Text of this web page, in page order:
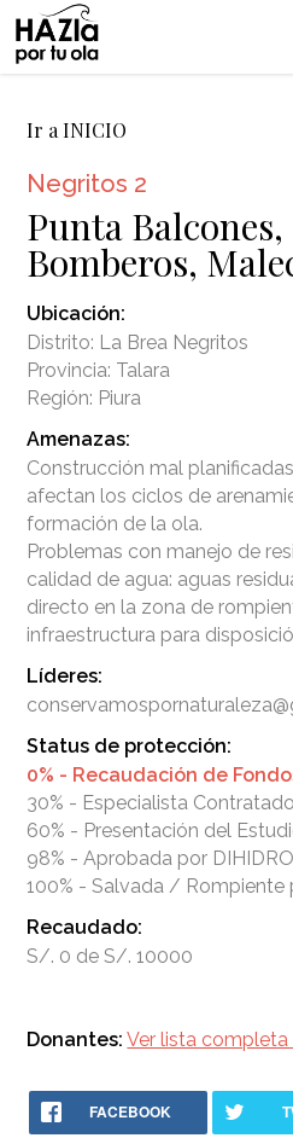
CAMPAÑA
OLAS A PROTEGER
OLAS PROTEGIDAS
NOTICIAS
PROTEGE TUS OLAS
ALIADOS
CONTACTO
Ir a INICIO
Negritos 2
Punta
Bomberos,
Ubicación:
Distrito: La Brea Negritos
Provincia: Talara
Región: Piura
Amenazas:
Construcción mal
afectan los ciclos de
formación de la ola.
Problemas con manejo de
calidad de agua: aguas
directo en la zona de
Líderes:
Status de protección:
0% - Recaudación de
30% - Especialista Contratado
60% - Presentación del
98% - Aprobada por
100% - Salvada / Rompiente
Recaudado:
S/. 0 de S/. 10000
Donantes: Ver lista
FACEBOOK